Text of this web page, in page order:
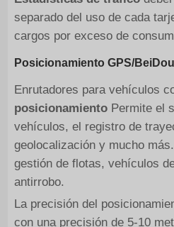
separado del uso de cada
cargos por exceso de
Posicionamiento GPS/BeiDou
Enrutadores para vehículos
posicionamientoPermite el
vehículos, el registro de
geolocalización y mucho
gestión de flotas, vehículos
antirrobo.
La precisión del
con una precisión de 5-10